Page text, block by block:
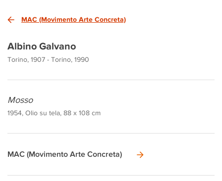
MAC (Movimento Arte Concreta)
Albino Galvano
Torino, 1907 - Torino, 1990
Mosso
1954, Olio su tela, 88 x 108 cm
MAC (Movimento Arte Concreta)